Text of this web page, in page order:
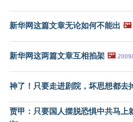
新华网这篇文章无论如何不能出 🖼️
新华网这两篇文章互相掐架 🖼️
神了！只要走进剧院，坏思想都去
贾甲：只要国人摆脱恐惧中共马上